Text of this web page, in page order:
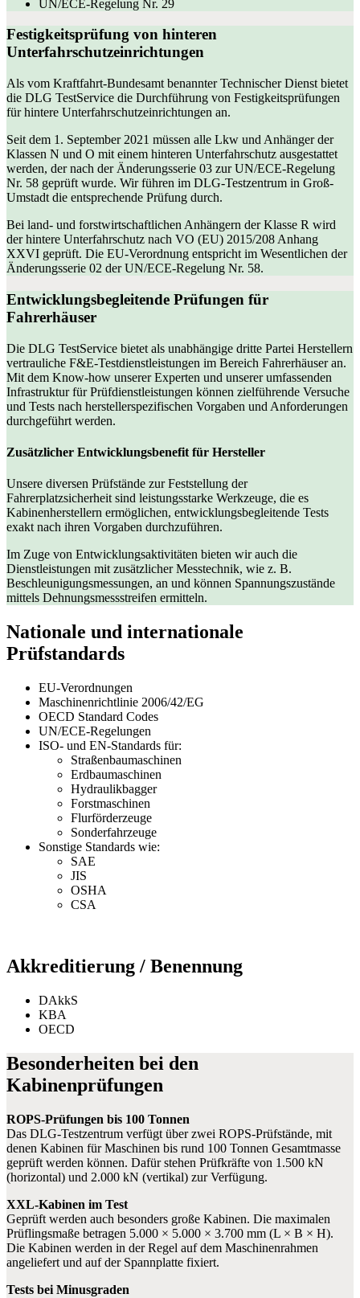
UN/ECE-Regelung Nr. 29
Festigkeitsprüfung von hinteren
Unterfahrschutzeinrichtungen
Als vom Kraftfahrt-Bundesamt benannter Technischer Dienst bietet
die DLG TestService die Durchführung von Festigkeitsprüfungen
für hintere Unterfahrschutzeinrichtungen an.
Seit dem 1. September 2021 müssen alle Lkw und Anhänger der
Klassen N und O mit einem hinteren Unterfahrschutz ausgestattet
werden, der nach der Änderungsserie 03 zur UN/ECE-Regelung
Nr. 58 geprüft wurde. Wir führen im DLG-Testzentrum in Groß-
Umstadt die entsprechende Prüfung durch.
Bei land- und forstwirtschaftlichen Anhängern der Klasse R wird
der hintere Unterfahrschutz nach VO (EU) 2015/208 Anhang
XXVI geprüft. Die EU-Verordnung entspricht im Wesentlichen der
Änderungsserie 02 der UN/ECE-Regelung Nr. 58.
Entwicklungsbegleitende Prüfungen für
Fahrerhäuser
Die DLG TestService bietet als unabhängige dritte Partei Herstellern
vertrauliche F&E-Testdienstleistungen im Bereich Fahrerhäuser an.
Mit dem Know-how unserer Experten und unserer umfassenden
Infrastruktur für Prüfdienstleistungen können zielführende Versuche
und Tests nach herstellerspezifischen Vorgaben und Anforderungen
durchgeführt werden.
Zusätzlicher Entwicklungsbenefit für Hersteller
Unsere diversen Prüfstände zur Feststellung der
Fahrerplatzsicherheit sind leistungsstarke Werkzeuge, die es
Kabinenherstellern ermöglichen, entwicklungsbegleitende Tests
exakt nach ihren Vorgaben durchzuführen.
Im Zuge von Entwicklungsaktivitäten bieten wir auch die
Dienstleistungen mit zusätzlicher Messtechnik, wie z. B.
Beschleunigungsmessungen, an und können Spannungszustände
mittels Dehnungsmessstreifen ermitteln.
Nationale und internationale
Prüfstandards
EU-Verordnungen
Maschinenrichtlinie 2006/42/EG
OECD Standard Codes
UN/ECE-Regelungen
ISO- und EN-Standards für:
Straßenbaumaschinen
Erdbaumaschinen
Hydraulikbagger
Forstmaschinen
Flurförderzeuge
Sonderfahrzeuge
Sonstige Standards wie:
SAE
JIS
OSHA
CSA
Akkreditierung / Benennung
DAkkS
KBA
OECD
Besonderheiten bei den
Kabinenprüfungen
ROPS-Prüfungen bis 100 Tonnen
Das DLG-Testzentrum verfügt über zwei ROPS-Prüfstände, mit
denen Kabinen für Maschinen bis rund 100 Tonnen Gesamtmasse
geprüft werden können. Dafür stehen Prüfkräfte von 1.500 kN
(horizontal) und 2.000 kN (vertikal) zur Verfügung.
XXL-Kabinen im Test
Geprüft werden auch besonders große Kabinen. Die maximalen
Prüflingsmaße betragen 5.000 × 5.000 × 3.700 mm (L × B × H).
Die Kabinen werden in der Regel auf dem Maschinenrahmen
angeliefert und auf der Spannplatte fixiert.
Tests bei Minusgraden